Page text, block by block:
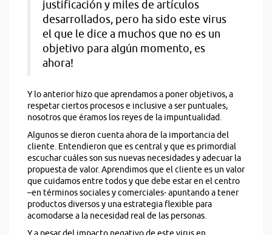
justificación y miles de artículos
desarrollados, pero ha sido este virus
el que le dice a muchos que no es un
objetivo para algún momento, es
ahora!
Y lo anterior hizo que aprendamos a poner objetivos, a
respetar ciertos procesos e inclusive a ser puntuales,
nosotros que éramos los reyes de la impuntualidad.
Algunos se dieron cuenta ahora de la importancia del
cliente. Entendieron que es central y que es primordial
escuchar cuáles son sus nuevas necesidades y adecuar la
propuesta de valor. Aprendimos que el cliente es un valor
que cuidamos entre todos y que debe estar en el centro
–en términos sociales y comerciales- apuntando a tener
productos diversos y una estrategia flexible para
acomodarse a la necesidad real de las personas.